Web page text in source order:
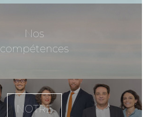
Nos
compétences
NOTRE